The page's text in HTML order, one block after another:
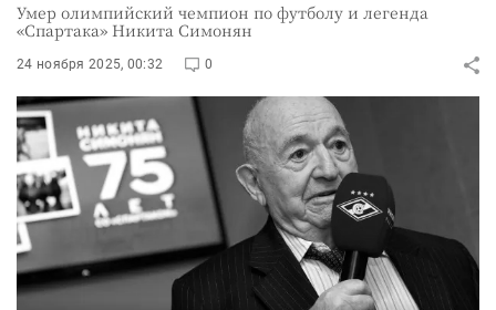
Умер олимпийский чемпион по футболу и легенда
«Спартака» Никита Симонян
24 ноября 2025, 00:32 0